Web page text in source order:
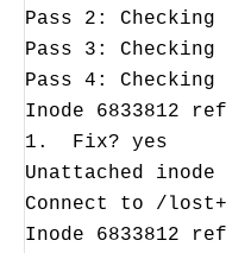
Pass 2:
Pass 3:
Pass 4:
Inode 6833812
1. Fix? yes
Unattached inode
Connect to /
Inode 6833812